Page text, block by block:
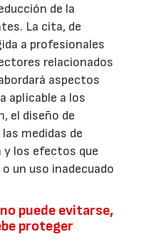
de la
La cita, de
a profesionales
relacionados
aspectos
aplicable a los
el diseño de
medidas de
los efectos que
un uso inadecuado
puede evitarse,
proteger